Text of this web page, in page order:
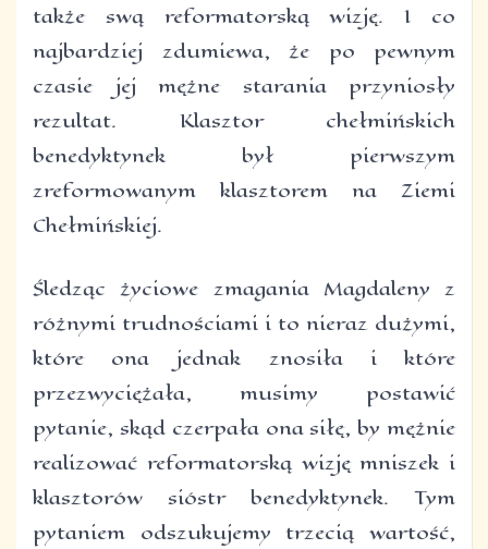
także swą reformatorską wizję. I co
najbardziej zdumiewa, że po pewnym
czasie jej mężne starania przyniosły
rezultat. Klasztor chełmińskich
benedyktynek był pierwszym
zreformowanym klasztorem na Ziemi
Chełmińskiej.
Śledząc życiowe zmagania Magdaleny z
różnymi trudnościami i to nieraz dużymi,
które ona jednak znosiła i które
przezwyciężała, musimy postawić
pytanie, skąd czerpała ona siłę, by mężnie
realizować reformatorską wizję mniszek i
klasztorów sióstr benedyktynek. Tym
pytaniem odszukujemy trzecią wartość,